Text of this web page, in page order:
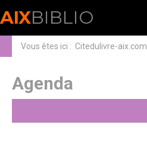
AIXBIBLIO
Vous êtes ici : Citedulivre-aix.com
Agenda